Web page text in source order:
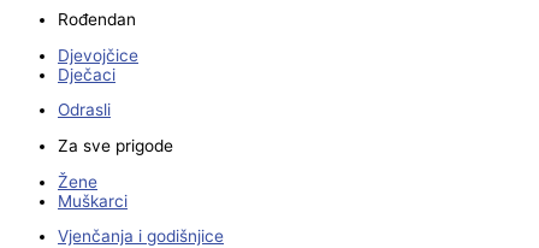
Rođendan
Djevojčice
Dječaci
Odrasli
Za sve prigode
Žene
Muškarci
Vjenčanja i godišnjice